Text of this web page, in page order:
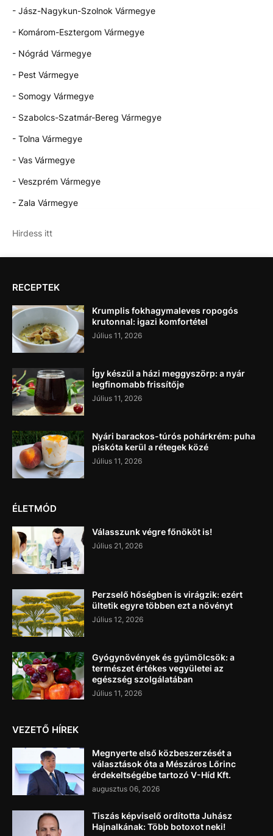
- Jász-Nagykun-Szolnok Vármegye
- Komárom-Esztergom Vármegye
- Nógrád Vármegye
- Pest Vármegye
- Somogy Vármegye
- Szabolcs-Szatmár-Bereg Vármegye
- Tolna Vármegye
- Vas Vármegye
- Veszprém Vármegye
- Zala Vármegye
Hirdess itt
RECEPTEK
Krumplis fokhagymaleves ropogós
krutonnal: igazi komfortétel
Július 11, 2026
Így készül a házi meggyszörp: a nyár
legfinomabb frissítője
Július 11, 2026
Nyári barackos-túrós pohárkrém: puha
piskóta kerül a rétegek közé
Július 11, 2026
ÉLETMÓD
Válasszunk végre főnököt is!
Július 21, 2026
Perzselő hőségben is virágzik: ezért
ültetik egyre többen ezt a növényt
Július 12, 2026
Gyógynövények és gyümölcsök: a
természet értékes vegyületei az
egészség szolgálatában
Július 11, 2026
VEZETŐ HÍREK
Megnyerte első közbeszerzését a
választások óta a Mészáros Lőrinc
érdekeltségébe tartozó V-Híd Kft.
augusztus 06, 2026
Tiszás képviselő ordította Juhász
Hajnalkának: Több botoxot neki!